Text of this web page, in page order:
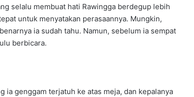
selalu membuat hati Rawingga berdegup lebih
untuk menyatakan perasaannya. Mungkin,
ia sudah tahu. Namun, sebelum ia sempat
berbicara.
ia genggam terjatuh ke atas meja, dan kepalanya